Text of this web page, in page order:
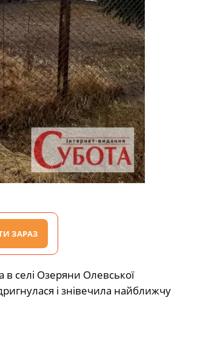
ЗАРАЗ
селі Озеряни Олевської
і знівечила найближчу